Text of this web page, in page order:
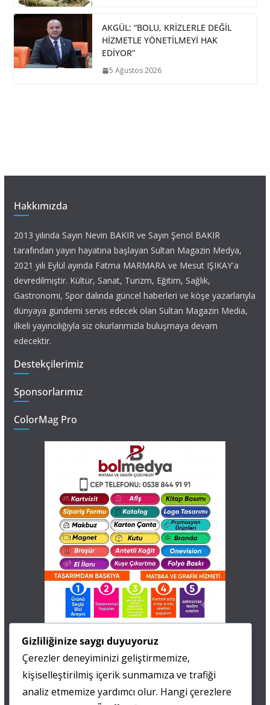
AKGÜL: “BOLU, KRİZLERLE DEĞİL
HİZMETLE YÖNETİLMEYİ HAK
EDİYOR”
5 Ağustos 2026
Hakkımızda
2013 yılında Sayın Nevin BAKIR ve Sayın Şenol BAKIR
tarafından yayın hayatına başlayan Sultan Magazin Medya,
2021 yılı Eylül ayında Fatma MARMARA ve Mesut IŞIKAY'a
devredilmiştir. Kültür, Sanat, Turizm, Eğitim, Sağlık,
Gastronomi, Spor dalında güncel haberleri ve köşe yazarlarıyla
dünyaya gündemi servis edecek olan Sultan Magazin Media,
ilkeli yayıncılığıyla siz okurlarımızla buluşmaya devam
edecektir.
Destekçilerimiz
Sponsorlarımız
ColorMag Pro
0 505 677 40 87
Fatma MARMARA
Gizliliğinize saygı duyuyoruz
Çerezler deneyiminizi geliştirmemize,
kişiselleştirilmiş içerik sunmamıza ve trafiği
analiz etmemize yardımcı olur. Hangi çerezlere